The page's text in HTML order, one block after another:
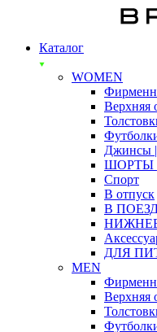
Каталог
WOMEN
Верхняя
Джинсы
ШОРТЫ
Спорт
В отпуск
В
ДЛЯ
MEN
Верхняя